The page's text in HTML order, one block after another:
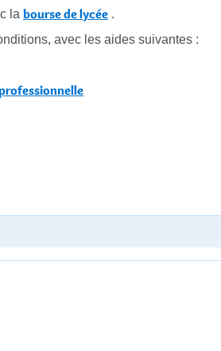
la bourse de lycée .
avec les aides suivantes :